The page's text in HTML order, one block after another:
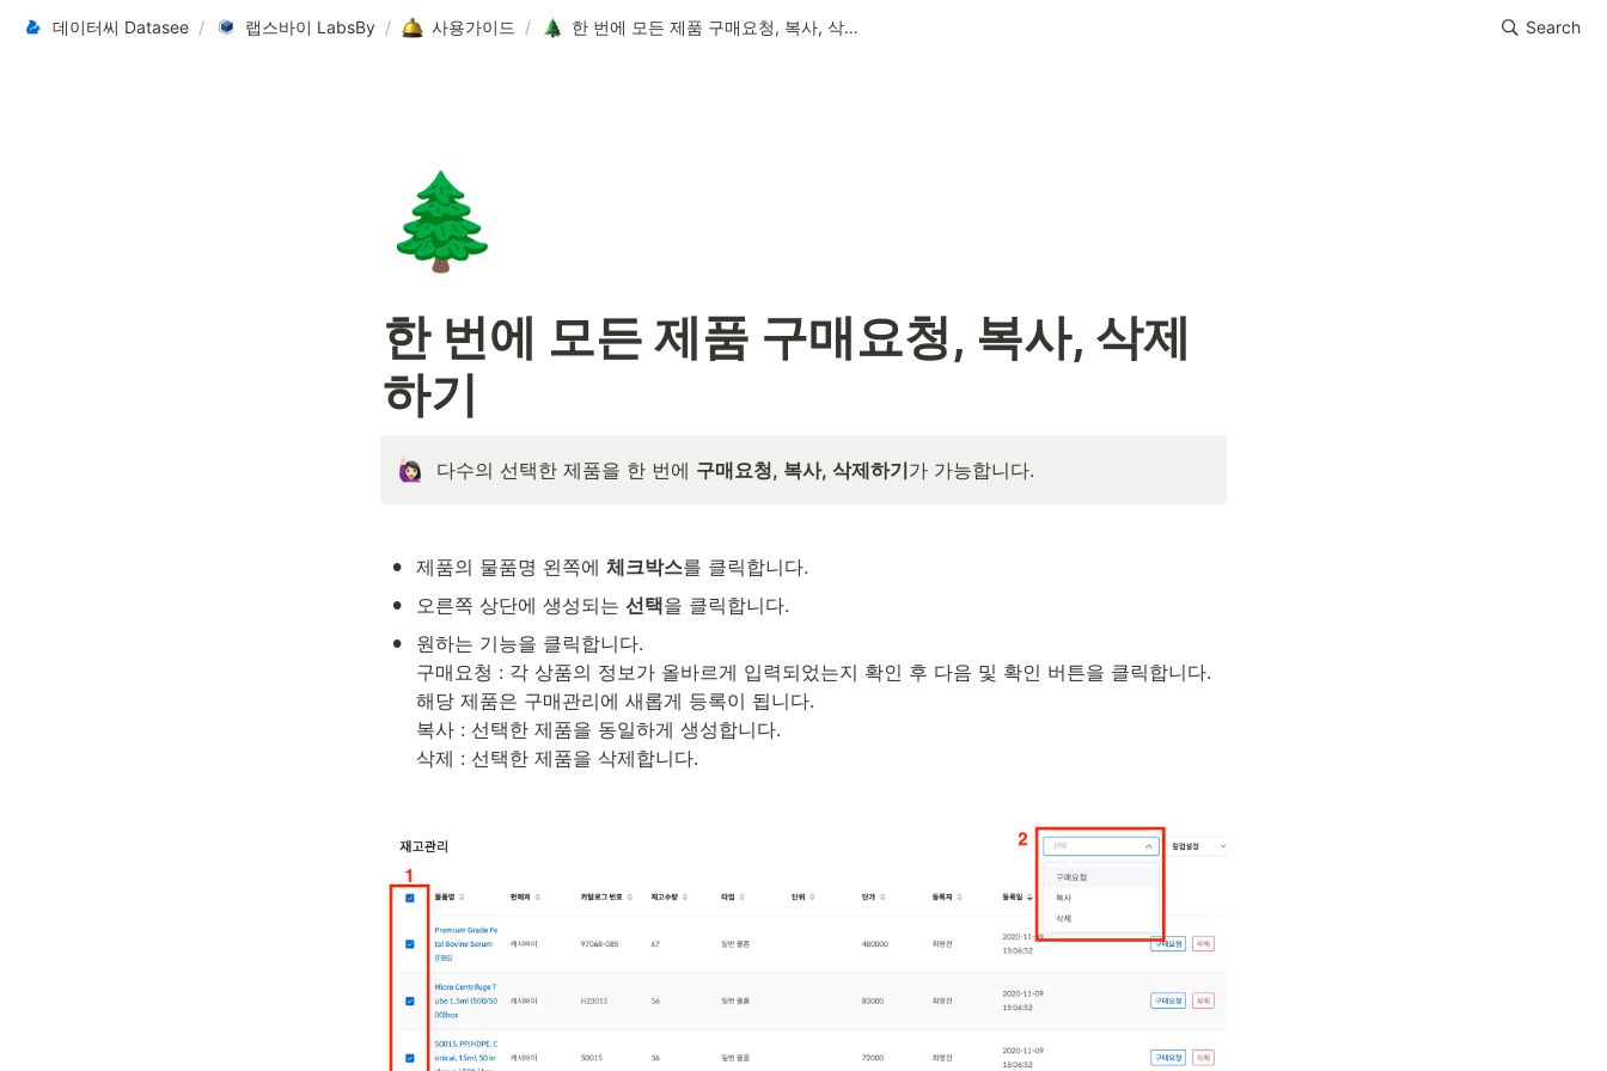
데이터씨 Datasee / 랩스바이 LabsBy / 사용가이드 / 한 번에 모든 제품 구매요청, 복사, 삭제하기 Search
🌲
한 번에 모든 제품 구매요청, 복사, 삭제
하기
다수의 선택한 제품을 한 번에 구매요청, 복사, 삭제하기가 가능합니다.
• 제품의 물품명 왼쪽에 체크박스를 클릭합니다.
• 오른쪽 상단에 생성되는 선택을 클릭합니다.
•
원하는 기능을 클릭합니다.
구매요청 : 각 상품의 정보가 올바르게 입력되었는지 확인 후 다음 및 확인 버튼을 클릭합니다.
해당 제품은 구매관리에 새롭게 등록이 됩니다.
복사 : 선택한 제품을 동일하게 생성합니다.
삭제 : 선택한 제품을 삭제합니다.